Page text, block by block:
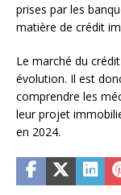
prises par les
matière de crédit
Le marché du
évolution. Il est
comprendre les
leur projet
en 2024.